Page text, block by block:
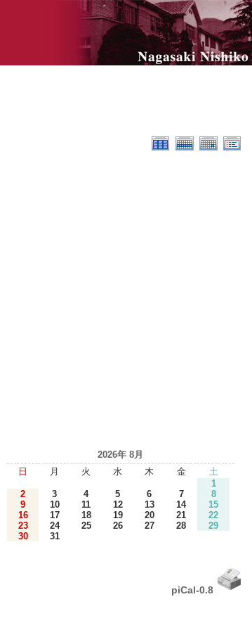
2026年 8月
日
月 火 水 木 金
土
1
2
3 4 5 6 7
8
9
10 11 12 13 14
15
16
17 18 19 20 21
22
23
24 25 26 27 28
29
30
31
piCal-0.8